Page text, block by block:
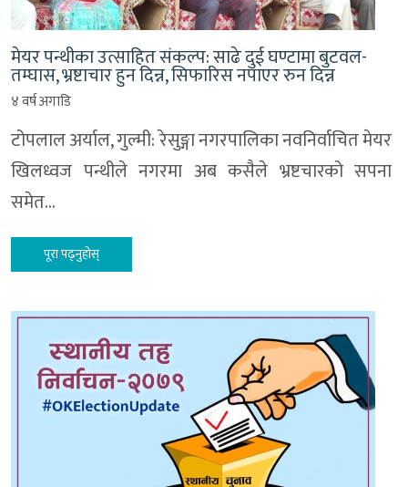
मेयर पन्थीका उत्साहित संकल्प: साढे दुई घण्टामा बुटवल-
तम्घास, भ्रष्टाचार हुन दिन्न, सिफारिस नपाएर रुन दिन्न
४ वर्ष अगाडि
टोपलाल अर्याल, गुल्मी: रेसुङ्गा नगरपालिका नवनिर्वाचित मेयर
खिलध्वज पन्थीले नगरमा अब कसैले भ्रष्टचारको सपना
समेत…
पूरा पढ्नुहोस्